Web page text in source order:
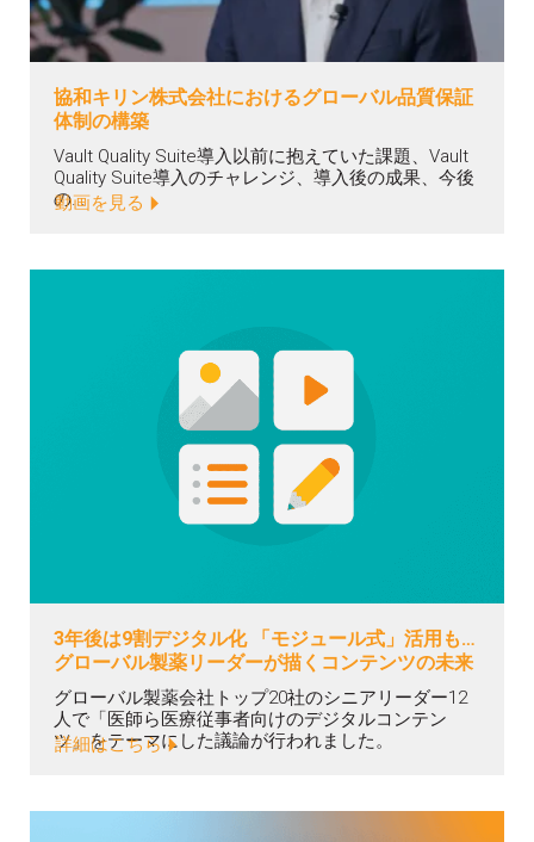
協和キリン株式会社におけるグローバル品質保証
体制の構築
Vault Quality Suite導入以前に抱えていた課題、Vault
Quality Suite導入のチャレンジ、導入後の成果、今後
の...
動画を見る
3年後は9割デジタル化 「モジュール式」活用も…
グローバル製薬リーダーが描くコンテンツの未来
グローバル製薬会社トップ20社のシニアリーダー12
人で「医師ら医療従事者向けのデジタルコンテン
ツ」をテーマにした議論が行われました。
詳細はこちら